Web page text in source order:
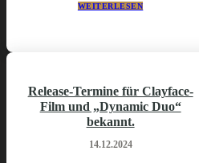
WEITERLESEN
Release-Termine für Clayface-
Film und „Dynamic Duo“
bekannt.
14.12.2024